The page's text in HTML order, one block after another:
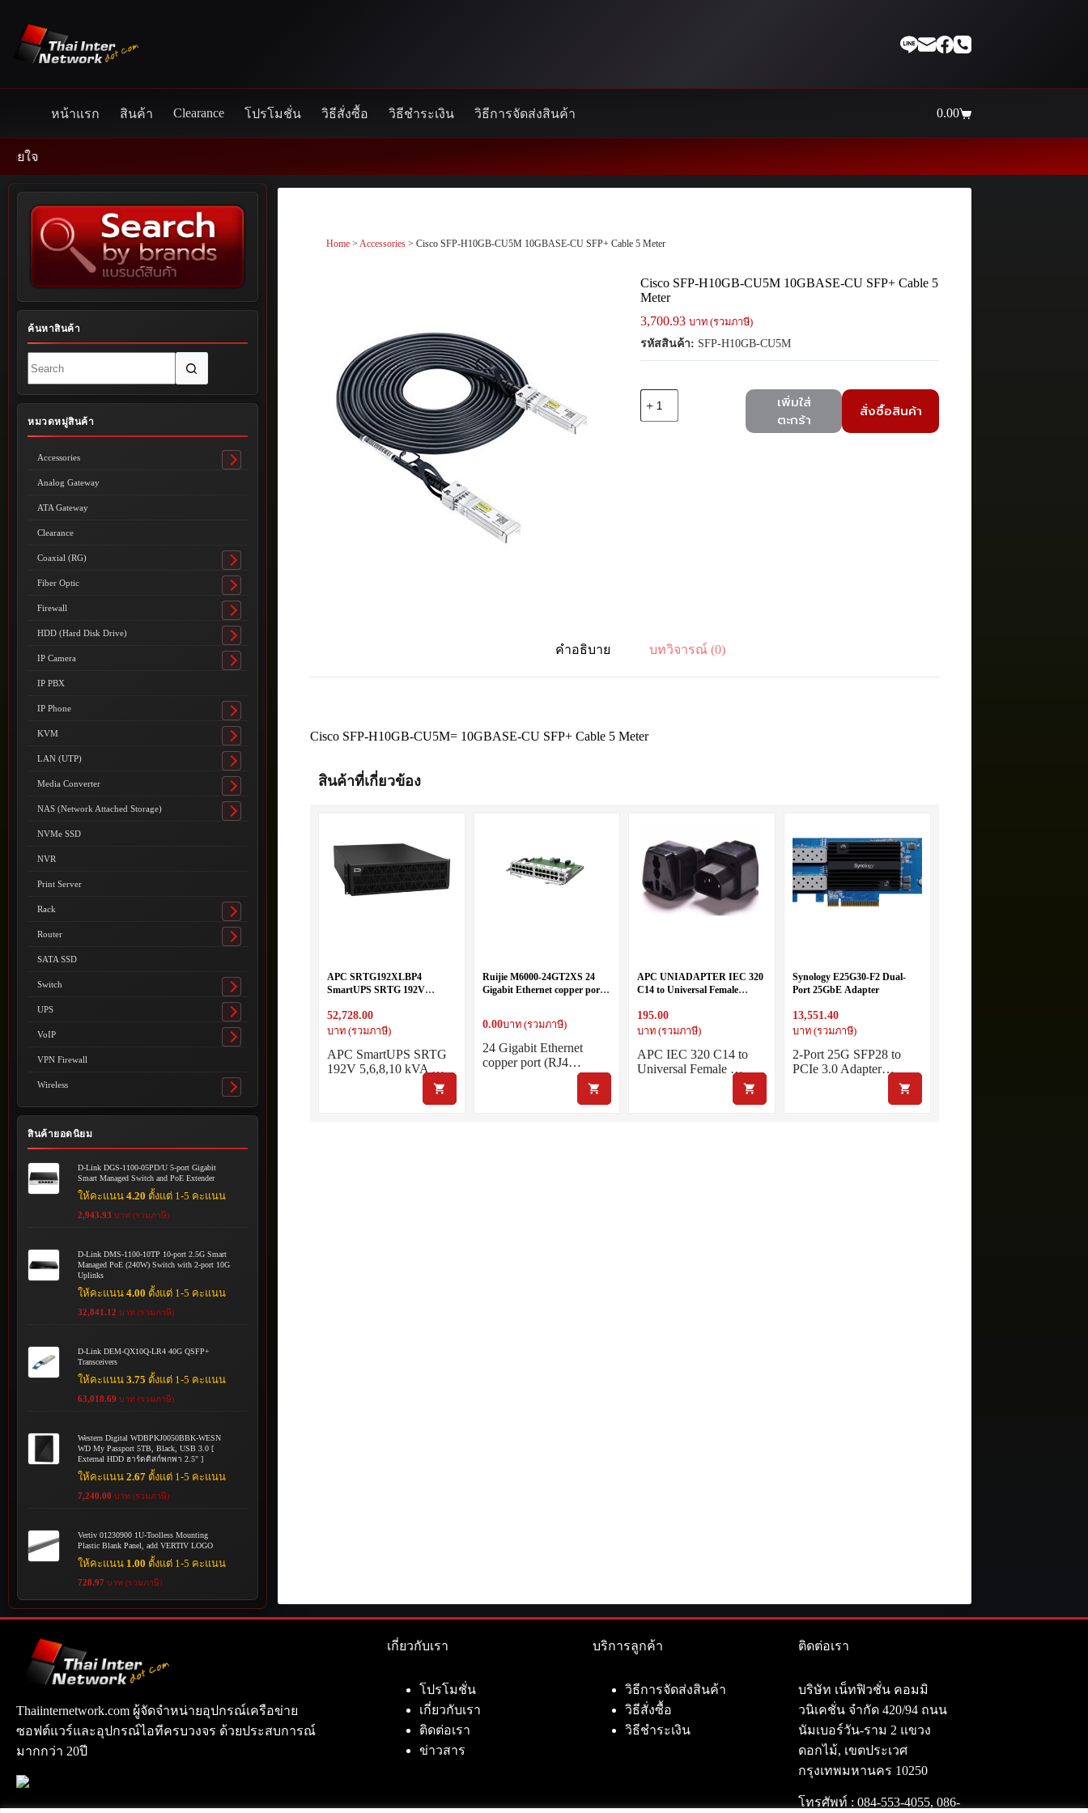
content
หน้าแรก สินค้า Clearance โปรโมชั่น วิธีสั่งซื้อ วิธีชำระเงิน วิธีการจัดส่งสินค้า
Shopping
0.00
Home >Accessories > Cisco SFP-H10GB-CU5M 10GBASE-CU SFP+ Cable 5 Meter
Cisco SFP-H10GB-CU5M 10GBASE-CU SFP+ Cable 5
Meter
3,700.93 บาท (รวมภาษี)
รหัสสินค้า: SFP-H10GB-CU5M
เพิ่มใส่
ตะกร้า
สั่งซื้อสินค้า
คำอธิบาย บทวิจารณ์ (0)
Cisco SFP-H10GB-CU5M= 10GBASE-CU SFP+ Cable 5 Meter
สินค้าที่เกี่ยวข้อง
APC SRTG192XLBP4
SmartUPS SRTG 192V
52,728.00
บาท (รวมภาษี)
APC SmartUPS SRTG
192V 5,6,8,10 kVA …
Ruijie M6000-24GT2XS 24
Gigabit Ethernet copper port
0.00บาท (รวมภาษี)
24 Gigabit Ethernet
copper port (RJ4…
APC UNIADAPTER IEC 320
C14 to Universal Female
195.00
บาท (รวมภาษี)
APC IEC 320 C14 to
Universal Female …
Synology E25G30-F2 Dual-
Port 25GbE Adapter
13,551.40
บาท (รวมภาษี)
2-Port 25G SFP28 to
PCIe 3.0 Adapter…
ค้นหาสินค้า
results
หมวดหมู่สินค้า
Accessories
Toggle
Analog Gateway
ATA Gateway
Clearance
Coaxial (RG)
Toggle
submenu
Fiber Optic
Toggle
submenu
Firewall
Toggle
submenu
HDD (Hard Disk Drive)
Toggle
submenu
IP Camera
Toggle
IP PBX
IP Phone
Toggle
submenu
KVM
Toggle
submenu
LAN (UTP)
Toggle
submenu
Media Converter
Toggle
submenu
NAS (Network Attached Storage)
Toggle
NVMe SSD
NVR
Print Server
Rack
Toggle
submenu
Router
Toggle
SATA SSD
Switch
Toggle
submenu
UPS
Toggle
submenu
VoIP
Toggle
VPN Firewall
Wireless
Toggle
submenu
สินค้ายอดนิยม
D-Link DGS-1100-05PD/U 5-port Gigabit
Smart Managed Switch and PoE Extender
ให้คะแนน4.20 ตั้งแต่ 1-5 คะแนน
2,943.93 บาท (รวมภาษี)
D-Link DMS-1100-10TP 10-port 2.5G Smart
Managed PoE (240W) Switch with 2-port 10G
Uplinks
ให้คะแนน4.00 ตั้งแต่ 1-5 คะแนน
32,841.12 บาท (รวมภาษี)
D-Link DEM-QX10Q-LR4 40G QSFP+
Transceivers
ให้คะแนน3.75 ตั้งแต่ 1-5 คะแนน
63,018.69 บาท (รวมภาษี)
Western Digital WDBPKJ0050BBK-WESN
WD My Passport 5TB, Black, USB 3.0 [
External HDD ฮาร์ดดิสก์พกพา 2.5" ]
ให้คะแนน2.67 ตั้งแต่ 1-5 คะแนน
7,240.00 บาท (รวมภาษี)
Vertiv 01230900 1U-Toolless Mounting
Plastic Blank Panel, add VERTIV LOGO
ให้คะแนน 1.00 ตั้งแต่ 1-5 คะแนน
728.97 บาท (รวมภาษี)
Thaiinternetwork.com ผู้จัดจำหน่ายอุปกรณ์เครือข่าย
ซอฟต์แวร์และอุปกรณ์ไอทีครบวงจร ด้วยประสบการณ์
มากกว่า 20ปี
เกี่ยวกับเรา
โปรโมชั่น
เกี่ยวกับเรา
ติดต่อเรา
ข่าวสาร
บริการลูกค้า
วิธีการจัดส่งสินค้า
วิธีสั่งซื้อ
วิธีชำระเงิน
ติดต่อเรา
บริษัท เน็ทฟิวชั่น คอมมิ
วนิเคชั่น จำกัด 420/94 ถนน
นัมเบอร์วัน-ราม 2 แขวง
ดอกไม้, เขตประเวศ
กรุงเทพมหานคร 10250
โทรศัพท์ : 084-553-4055, 086-